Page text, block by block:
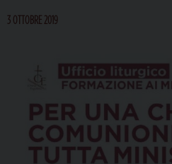
3 OTTOBRE 2019